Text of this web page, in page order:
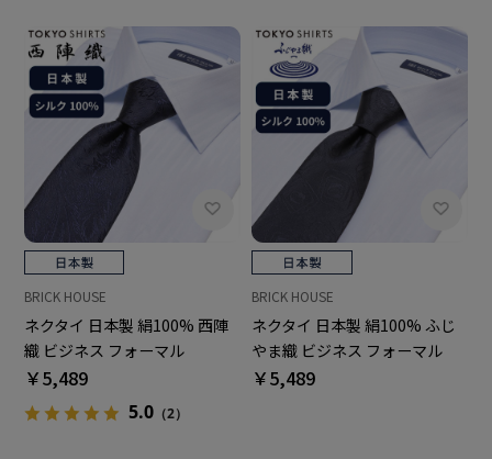
BRICK HOUSE
ネクタイ 日本製 絹100% 西陣
織 ビジネス フォーマル
￥5,489
5.0（2）
BRICK HOUSE
ネクタイ 日本製 絹100% ふじ
やま織 ビジネス フォーマル
￥5,489